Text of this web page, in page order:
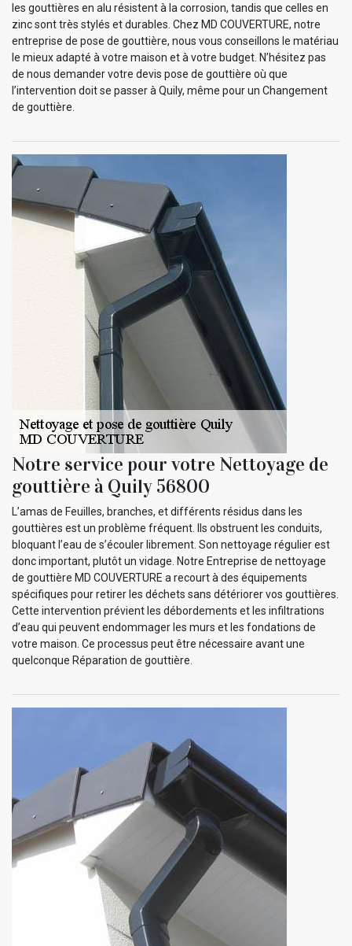
les gouttières en alu résistent à la corrosion, tandis que celles en
zinc sont très stylés et durables. Chez MD COUVERTURE, notre
entreprise de pose de gouttière, nous vous conseillons le matériau
le mieux adapté à votre maison et à votre budget. N’hésitez pas
de nous demander votre devis pose de gouttière où que
l’intervention doit se passer à Quily, même pour un Changement
de gouttière.
Notre service pour votre Nettoyage de
gouttière à Quily 56800
L’amas de Feuilles, branches, et différents résidus dans les
gouttières est un problème fréquent. Ils obstruent les conduits,
bloquant l’eau de s’écouler librement. Son nettoyage régulier est
donc important, plutôt un vidage. Notre Entreprise de nettoyage
de gouttière MD COUVERTURE a recourt à des équipements
spécifiques pour retirer les déchets sans détériorer vos gouttières.
Cette intervention prévient les débordements et les infiltrations
d’eau qui peuvent endommager les murs et les fondations de
votre maison. Ce processus peut être nécessaire avant une
quelconque Réparation de gouttière.